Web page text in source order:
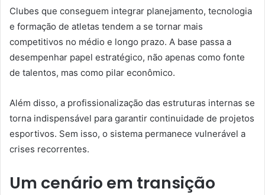
Clubes que conseguem integrar planejamento, tecnologia
e formação de atletas tendem a se tornar mais
competitivos no médio e longo prazo. A base passa a
desempenhar papel estratégico, não apenas como fonte
de talentos, mas como pilar econômico.
Além disso, a profissionalização das estruturas internas se
torna indispensável para garantir continuidade de projetos
esportivos. Sem isso, o sistema permanece vulnerável a
crises recorrentes.
Um cenário em transição